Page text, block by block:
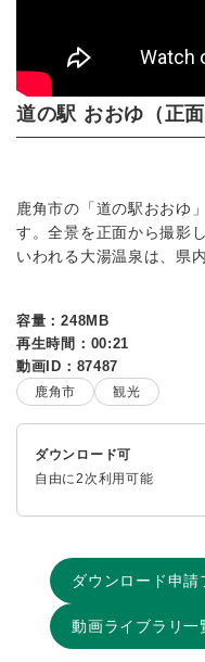
道の駅 おおゆ（正面
鹿角市の「道の駅おおゆ
す。全景を正面から撮影
いわれる大湯温泉は、県
容量：248MB
再生時間：00:21
動画ID：87487
鹿角市 観光
ダウンロード可
自由に2次利用可能
ダウンロード申請
動画ライブラリ一